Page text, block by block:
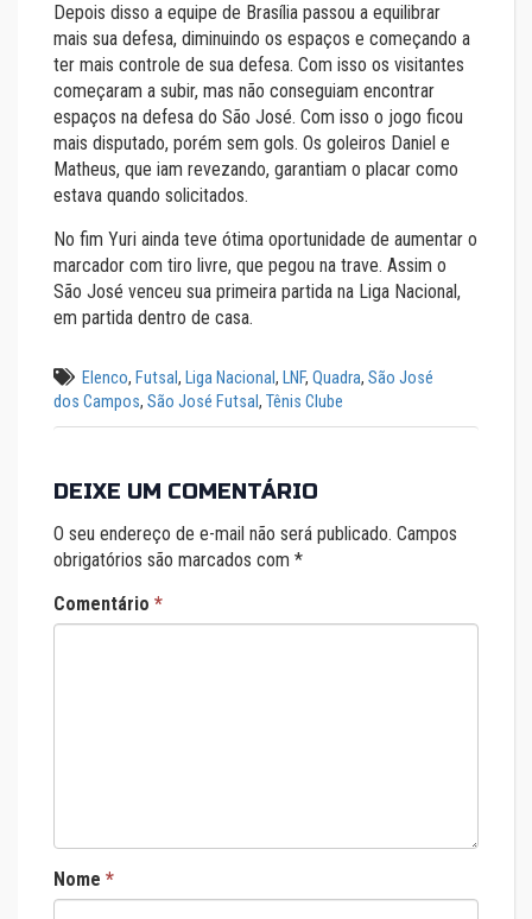
Depois disso a equipe de Brasília passou a equilibrar
mais sua defesa, diminuindo os espaços e começando a
ter mais controle de sua defesa. Com isso os visitantes
começaram a subir, mas não conseguiam encontrar
espaços na defesa do São José. Com isso o jogo ficou
mais disputado, porém sem gols. Os goleiros Daniel e
Matheus, que iam revezando, garantiam o placar como
estava quando solicitados.
No fim Yuri ainda teve ótima oportunidade de aumentar o
marcador com tiro livre, que pegou na trave. Assim o
São José venceu sua primeira partida na Liga Nacional,
em partida dentro de casa.
Elenco, Futsal, Liga Nacional, LNF, Quadra, São José
dos Campos, São José Futsal, Tênis Clube
DEIXE UM COMENTÁRIO
O seu endereço de e-mail não será publicado. Campos
obrigatórios são marcados com *
Comentário *
Nome *